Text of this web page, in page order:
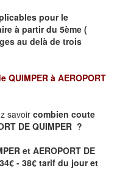
pour le
à partir du 5ème (
au delà de trois
QUIMPER à AEROPORT
savoir combien coute
DE QUIMPER ?
et AEROPORT DE
- 38€ tarif du jour et